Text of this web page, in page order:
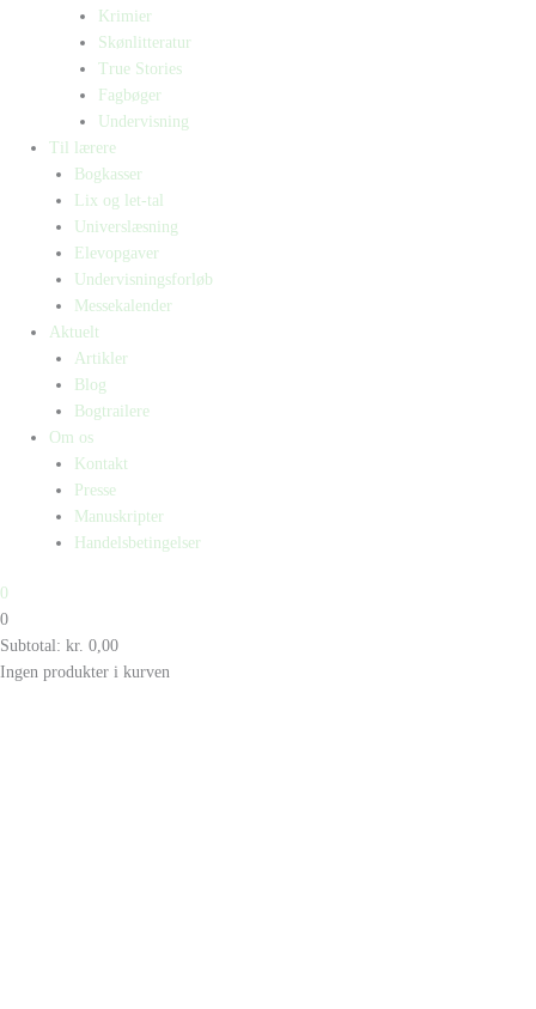
Krimier
Skønlitteratur
True Stories
Fagbøger
Undervisning
Til lærere
Bogkasser
Lix og let-tal
Universlæsning
Elevopgaver
Undervisningsforløb
Messekalender
Aktuelt
Artikler
Blog
Bogtrailere
Om os
Kontakt
Presse
Manuskripter
Handelsbetingelser
0
0
Subtotal: kr. 0,00
Ingen produkter i kurven